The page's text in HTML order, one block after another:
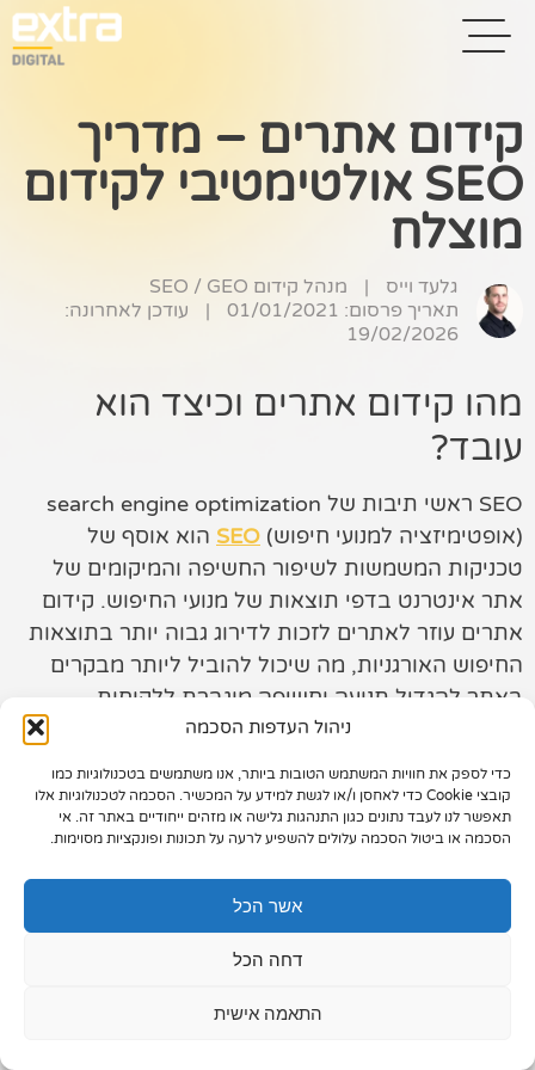
ניהול העדפות הסכמה
כדי לספק את חוויות המשתמש הטובות ביותר, אנו משתמשים בטכנולוגיות כמו
קובצי Cookie כדי לאחסן ו/או לגשת למידע על המכשיר. הסכמה לטכנולוגיות אלו
תאפשר לנו לעבד נתונים כגון התנהגות גלישה או מזהים ייחודיים באתר זה. אי
הסכמה או ביטול הסכמה עלולים להשפיע לרעה על תכונות ופונקציות מסוימות.
אשר הכל
דחה הכל
התאמה אישית
בית
בניית אתרים
קידום אתרים
פרסום בגוגל
רשתות חברתיות
שיווק לאתרי
קייס סטאדי
תיק עבודות
צור קשר
073-7028000
הפלד 7, חולון
info@extra.co.il
קידום אתרים – מדריך
SEO אולטימטיבי לקידום
מוצלח
גלעד וייס |
מנהל קידום SEO / GEO
תאריך פרסום: 01/01/2021
|
עודכן לאחרונה:
19/02/2026
מהו קידום אתרים וכיצד הוא
עובד?
SEO ראשי תיבות של search engine optimization
(אופטימיזציה למנועי חיפוש) SEO הוא אוסף של
טכניקות המשמשות לשיפור החשיפה והמיקומים של
אתר אינטרנט בדפי תוצאות של מנועי החיפוש. קידום
אתרים עוזר לאתרים לזכות לדירוג גבוה יותר בתוצאות
החיפוש האורגניות, מה שיכול להוביל ליותר מבקרים
באתר להגדיל תנועה וחשיפה מוגברת ללקוחות
קידום אתרים עובד על ידיאופטימיזציהשל אלמנטים
שונים של אתר אינטרנט כגון תוכן, מילות מפתח, תמונות,
כותרות ומטא תגיות. מאמצי האופטימיזציה הללו עוזרים
למנועי החיפוש להבין במה עוסק האתר ועד כמה הוא
רלוונטי לשאילתות אליהם ממוקד האתר. המטרה
בתהליך SEO היא לוודא שכאשר מישהו מחפש ביטוי
שקשור לעסק או לתעשייה שלך, האתר שלך יופיע בראש